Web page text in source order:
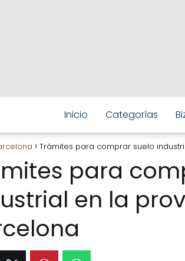
Inicio Categorías
Trámites para comprar suelo
para
en la